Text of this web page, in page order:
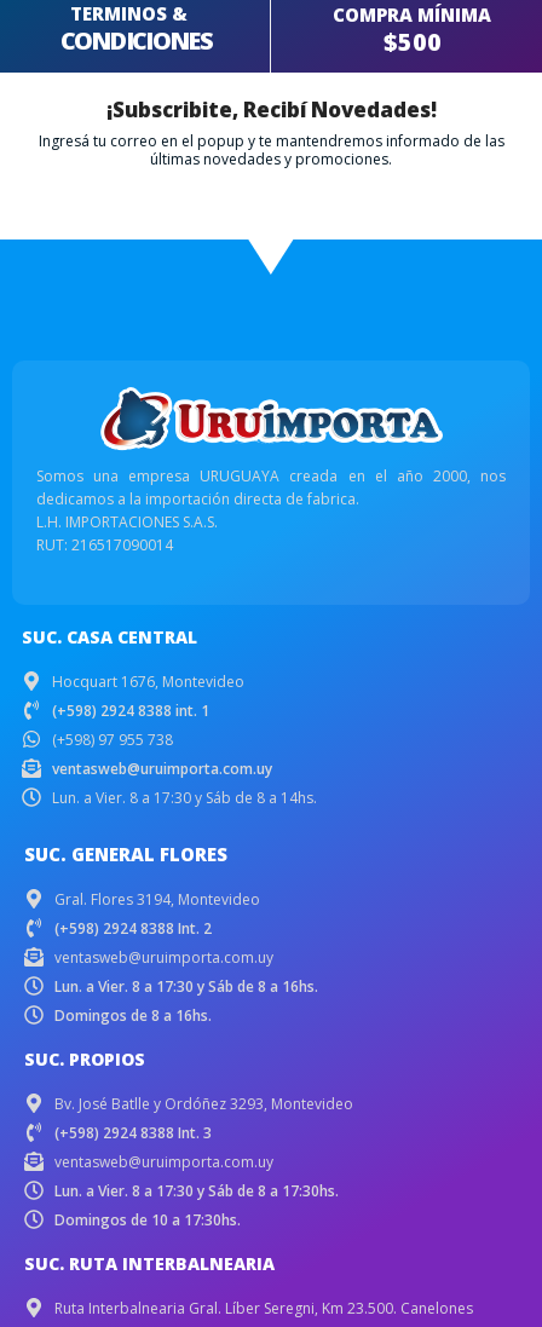
TERMINOS &
CONDICIONES
COMPRA MÍNIMA
$500
¡Subscribite, Recibí Novedades!
Ingresá tu correo en el popup y te mantendremos informado de las
últimas novedades y promociones.
Somos una empresa URUGUAYA creada en el año 2000, nos
dedicamos a la importación directa de fabrica.
L.H. IMPORTACIONES S.A.S.
RUT: 216517090014
SUC. CASA CENTRAL
Hocquart 1676, Montevideo
(+598) 2924 8388 int. 1
(+598) 97 955 738
ventasweb@uruimporta.com.uy
Lun. a Vier. 8 a 17:30 y Sáb de 8 a 14hs.
SUC. GENERAL FLORES
Gral. Flores 3194, Montevideo
(+598) 2924 8388 Int. 2
ventasweb@uruimporta.com.uy
Lun. a Vier. 8 a 17:30 y Sáb de 8 a 16hs.
Domingos de 8 a 16hs.
SUC. PROPIOS
Bv. José Batlle y Ordóñez 3293, Montevideo
(+598) 2924 8388 Int. 3
ventasweb@uruimporta.com.uy
Lun. a Vier. 8 a 17:30 y Sáb de 8 a 17:30hs.
Domingos de 10 a 17:30hs.
SUC. RUTA INTERBALNEARIA
Ruta Interbalnearia Gral. Líber Seregni, Km 23.500. Canelones